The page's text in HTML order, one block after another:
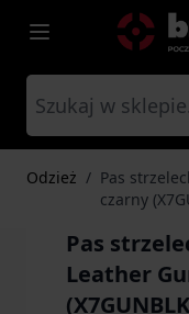
Przejdź do treści
Odzież / Pas
czarny
Pas
Leather